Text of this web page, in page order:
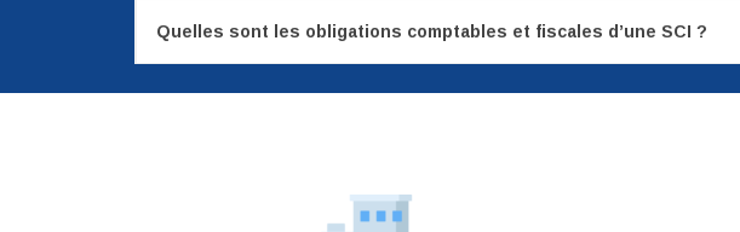
Quelles sont les obligations comptables et fiscales d’une SCI ?